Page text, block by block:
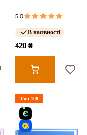
5.0
В наявності
420 ₴
Топ-100